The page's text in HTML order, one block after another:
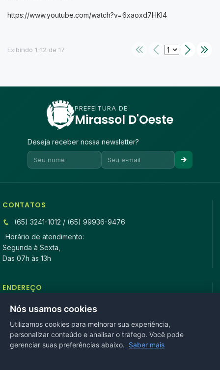
https://www.youtube.com/watch?v=6xaoxd7HKI4
Exibindo 1-12 de 17
PREFEITURA DE
Mirassol D'Oeste
Deseja receber nossa newsletter?
CONTATOS
(65) 3241-1012 / (65) 99936-9476
Horário de atendimento:
Segunda à Sexta,
Das 07h às 13h
ENDEREÇO
Rua Antonio Tavares, n° 3310, Centro CEP: 78.280-000 -
Mirassol D’Oeste, MT
REDES SOCIAIS
Nós usamos cookies
Utilizamos cookies para melhorar sua experiência,
personalizar conteúdo e analisar o tráfego. Você pode
gerenciar suas preferências abaixo. Saber mais